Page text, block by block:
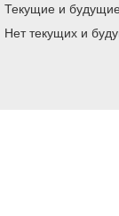
Текущие и
Нет текущих и